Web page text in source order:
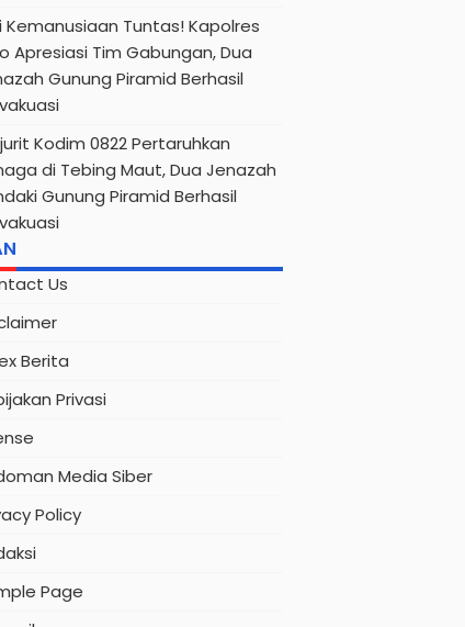
Kemanusiaan Tuntas! Kapolres
Apresiasi Tim Gabungan, Dua
Gunung Piramid Berhasil
Kodim 0822 Pertaruhkan
di Tebing Maut, Dua Jenazah
Gunung Piramid Berhasil
Us
Berita
Privasi
Media Siber
Policy
Page